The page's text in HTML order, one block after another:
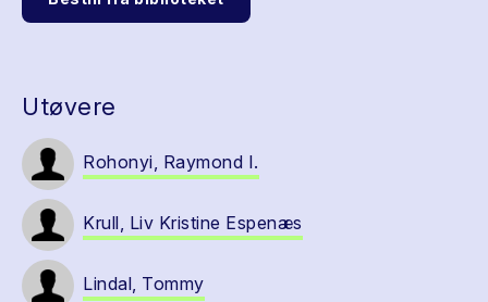
Utøvere
Rohonyi, Raymond I.
Krull, Liv Kristine Espenæs
Lindal, Tommy